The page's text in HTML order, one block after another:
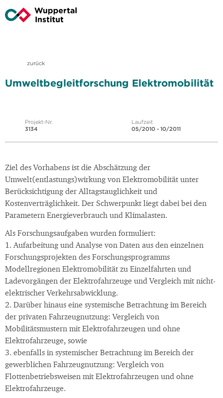
zurück
Umweltbegleitforschung Elektromobilität
Projekt-Nr.
3134
Laufzeit
05/2010 - 10/2011
Ziel des Vorhabens ist die Abschätzung der
Umwelt(entlastungs)wirkung von Elektromobilität unter
Berücksichtigung der Alltagstauglichkeit und
Kostenverträglichkeit. Der Schwerpunkt liegt dabei bei den
Parametern Energieverbrauch und Klimalasten.
Als Forschungsaufgaben wurden formuliert:
1. Aufarbeitung und Analyse von Daten aus den einzelnen
Forschungsprojekten des Forschungsprogramms
Modellregionen Elektromobilität zu Einzelfahrten und
Ladevorgängen der Elektrofahrzeuge und Vergleich mit nicht-
elektrischer Verkehrsabwicklung.
2. Darüber hinaus eine systemische Betrachtung im Bereich
der privaten Fahrzeugnutzung: Vergleich von
Mobilitätsmustern mit Elektrofahrzeugen und ohne
Elektrofahrzeuge, sowie
3. ebenfalls in systemischer Betrachtung im Bereich der
gewerblichen Fahrzeugnutzung: Vergleich von
Flottenbetriebsweisen mit Elektrofahrzeugen und ohne
Elektrofahrzeuge.